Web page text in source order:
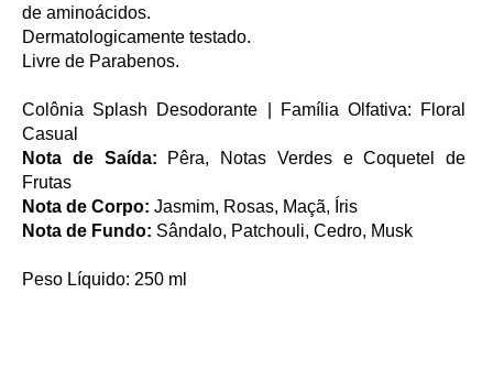
de aminoácidos.
Dermatologicamente testado.
Livre de Parabenos.
Colônia Splash Desodorante | Família Olfativa: Floral
Casual
Nota de Saída: Pêra, Notas Verdes e Coquetel de
Frutas
Nota de Corpo: Jasmim, Rosas, Maçã, Íris
Nota de Fundo: Sândalo, Patchouli, Cedro, Musk
Peso Líquido: 250 ml